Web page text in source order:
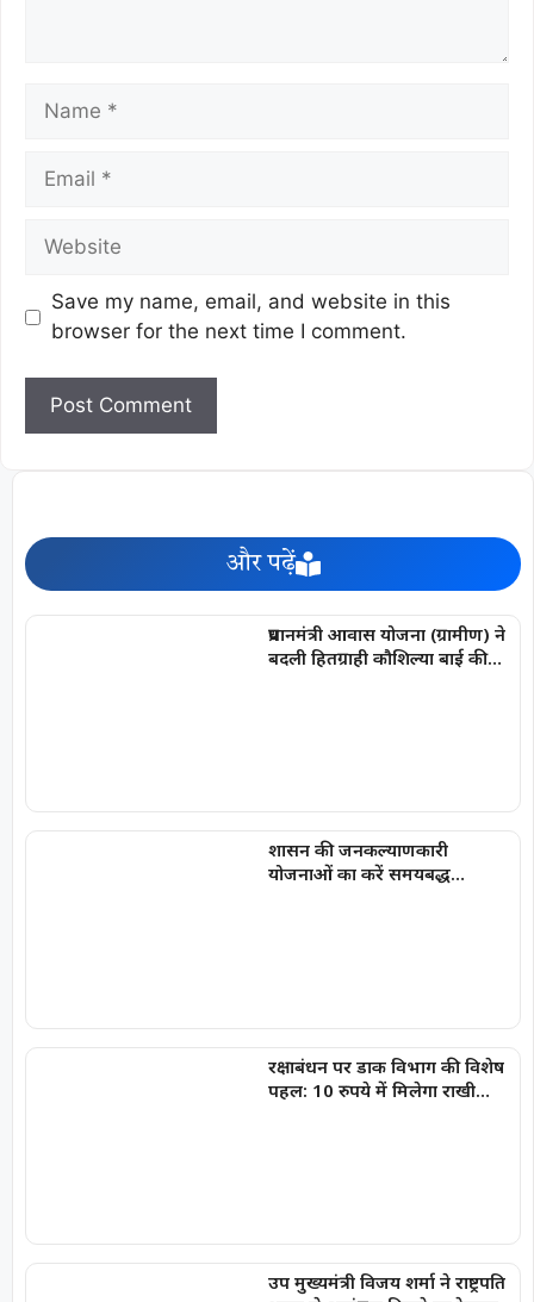
Save my name, email, and website in this
browser for the next time I comment.
और पढ़ें
प्रधानमंत्री आवास योजना (ग्रामीण) ने
बदली हितग्राही कौशिल्या बाई की
शासन की जनकल्याणकारी
योजनाओं का करें समयबद्ध
रक्षाबंधन पर डाक विभाग की विशेष
पहल: 10 रुपये में मिलेगा राखी
उप मुख्यमंत्री विजय शर्मा ने राष्ट्रपति